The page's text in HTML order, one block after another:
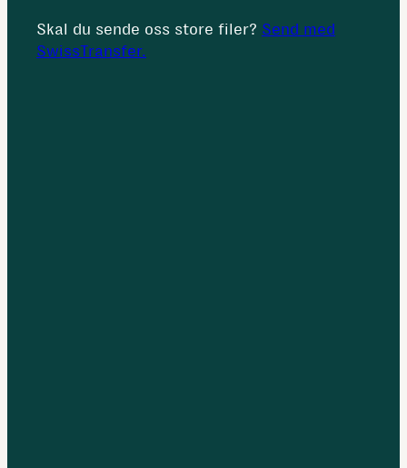
Skal du sende oss store filer? Send med
SwissTransfer.